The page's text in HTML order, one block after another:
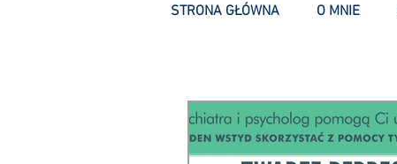
STRONA GŁÓWNA O MNIE